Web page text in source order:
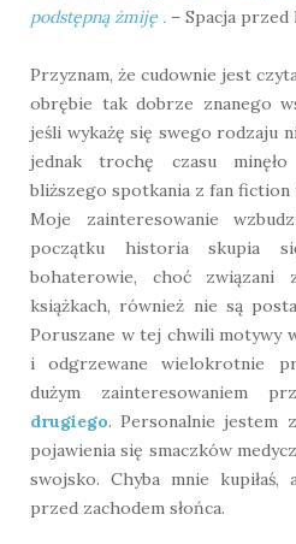
podstępną żmiję . – Spacja przed
Przyznam, że cudownie jest
obrębie tak dobrze znanego
jeśli wykażę się swego rodzaju
jednak trochę czasu
bliższego spotkania z fan fiction
Moje zainteresowanie
początku historia skupia
bohaterowie, choć związani
książkach, również nie są
Poruszane w tej chwili motywy
i odgrzewane wielokrotnie
dużym zainteresowaniem
drugiego. Personalnie jestem
pojawienia się smaczków
swojsko. Chyba mnie
przed zachodem słońca.